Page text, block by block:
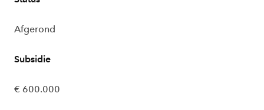
Afgerond
Subsidie
€ 600.000